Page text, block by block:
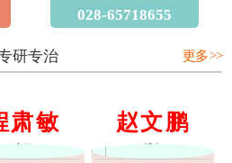
028-65718655
研专治 更多 >>
赵文鹏
博士
甘洪桥
主任